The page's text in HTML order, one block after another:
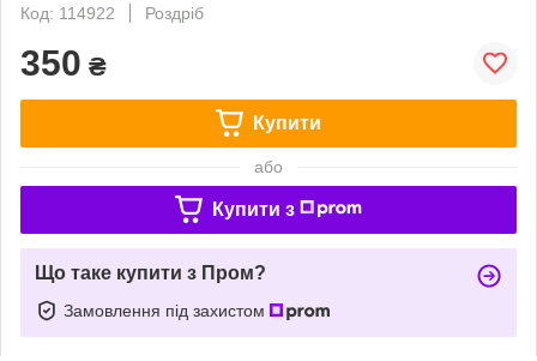
Код: 114922
Роздріб
350 ₴
Купити
або
Купити з
Що таке купити з Пром?
Замовлення під захистом